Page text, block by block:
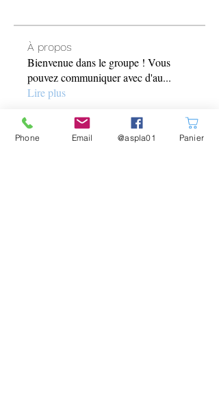
À propos
Bienvenue dans le groupe ! Vous
pouvez communiquer avec d'au...
Lire plus
Phone Email @aspla01 Panier